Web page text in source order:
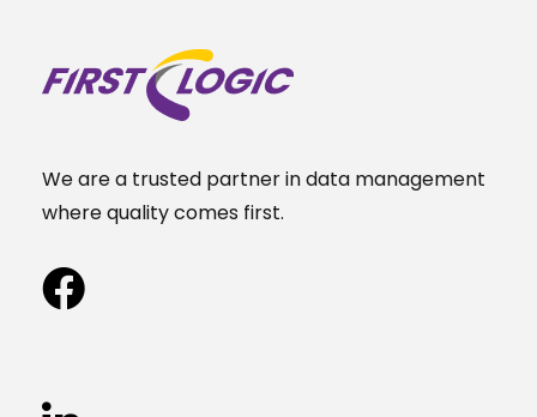
We are a trusted partner in data management
where quality comes first.